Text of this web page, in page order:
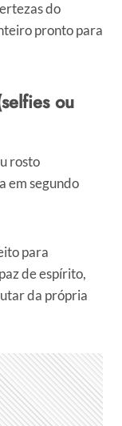
do
pronto para
ou
rosto
em segundo
para
de espírito,
da própria